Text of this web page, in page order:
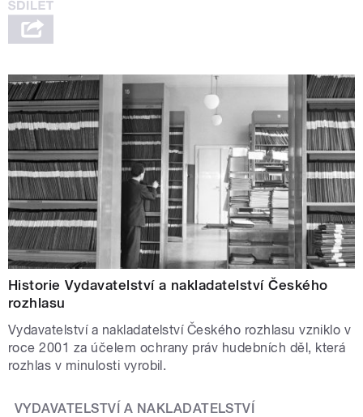
Historie Vydavatelství a nakladatelství Českého
rozhlasu
Vydavatelství a nakladatelství Českého rozhlasu vzniklo v
roce 2001 za účelem ochrany práv hudebních děl, která
rozhlas v minulosti vyrobil.
VYDAVATELSTVÍ A NAKLADATELSTVÍ